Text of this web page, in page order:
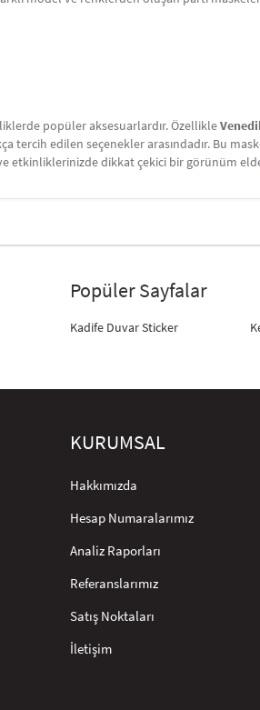
popüler aksesuarlardır. Özellikle
tercih edilen seçenekler arasındadır. Bu
dikkat çekici bir görünüm
Popüler Sayfalar
Kadife Duvar Sticker
KURUMSAL
Hakkımızda
Hesap Numaralarımız
Analiz Raporları
Referanslarımız
Satış Noktaları
İletişim